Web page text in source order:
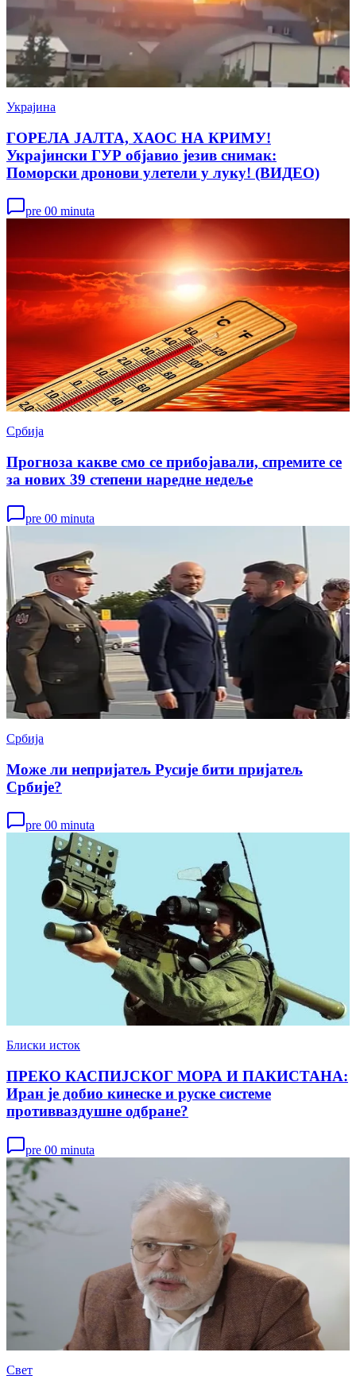
Украјина
ГОРЕЛА ЈАЛТА, ХАОС НА КРИМУ!
Украјински ГУР објавио језив снимак:
Поморски дронови улетели у луку! (ВИДЕО)
pre 00 minuta
Србија
Прогноза какве смо се прибојавали, спремите се
за нових 39 степени наредне недеље
pre 00 minuta
Србија
Може ли непријатељ Русије бити пријатељ
Србије?
pre 00 minuta
Блиски исток
ПРЕКО КАСПИЈСКОГ МОРА И ПАКИСТАНА:
Иран је добио кинеске и руске системе
противваздушне одбране?
pre 00 minuta
Свет